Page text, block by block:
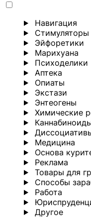
Навигация
Стимуляторы
Эйфоретики
Марихуана
Психоделики
Аптека
Опиаты
Экстази
Энтеогены
Химические
Медицина
Основа
Реклама
Товары для
Способы
Работа
Другoе